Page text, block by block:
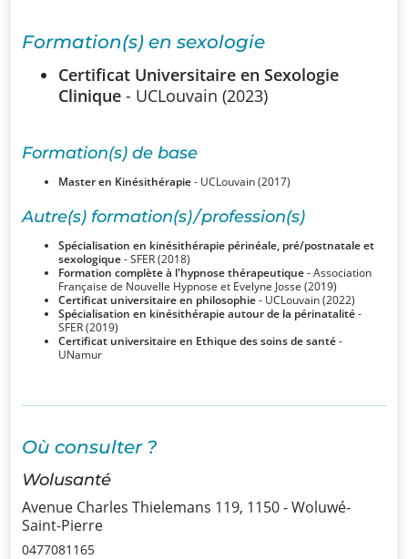
SSUB
Historique
La
sexologie
Superviseurs
Comités
Comité
d’Ethique et de
Déontologique
Scientifique
Infos
Informations
Actualités
Formation(s) en sexologie
Certificat Universitaire en Sexologie
Clinique - UCLouvain (2023)
Formation(s) de base
Master en Kinésithérapie- UCLouvain (2017)
Autre(s) formation(s) / profession(s)
Spécialisation en kinésithérapie périnéale, pré/postnatale et
sexologique- SFER (2018)
Formation complète à l'hypnose thérapeutique- Association
Française de Nouvelle Hypnose et Evelyne Josse (2019)
Certificat universitaire en philosophie- UCLouvain (2022)
Spécialisation en kinésithérapie autour de la périnatalité-
SFER (2019)
Certificat universitaire en Ethique des soins de santé-
UNamur
Où consulter ?
Wolusanté
Avenue Charles Thielemans 119, 1150 - Woluwé-
Saint-Pierre
0477081165